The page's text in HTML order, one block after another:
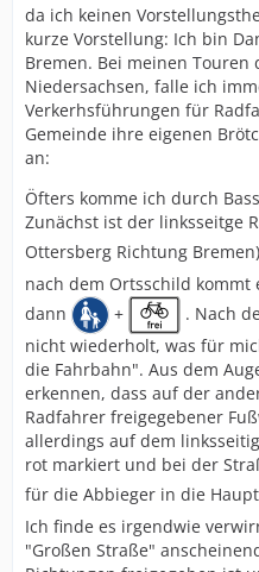
da ich keinen
kurze Vorstellung: Ich bin
Bremen. Bei meinen
Niedersachsen, falle ich
Verkerhsführungen für
Gemeinde ihre eigenen
an:
Öfters komme ich durch
Zunächst ist der linksseitge
Ottersberg Richtung
nach dem Ortsschild
dann
+
. Nach
nicht wiederholt, was für
die Fahrbahn". Aus dem
erkennen, dass auf der
Radfahrer freigegebener
allerdings auf dem
rot markiert und bei der
für die Abbieger in die
Ich finde es irgendwie
"Großen Straße"